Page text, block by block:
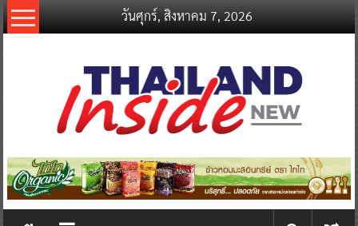
Skip
to
วันศุกร์, สิงหาคม 7, 2026
thailandinsidenew.com
Thailand